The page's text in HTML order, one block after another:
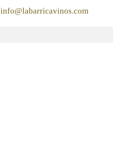
info@labarricavinos.com